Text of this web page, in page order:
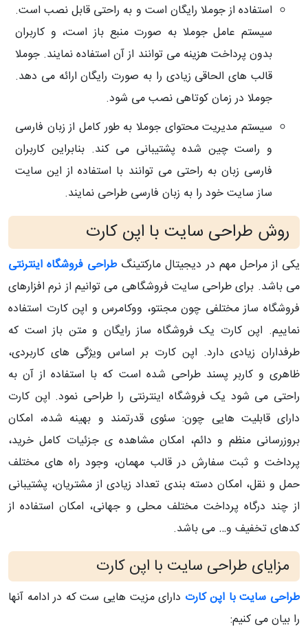
استفاده از جوملا رایگان است و به راحتی قابل نصب است.
سیستم عامل جوملا به صورت منبع باز است، و کاربران
بدون پرداخت هزینه می توانند از آن استفاده نمایند. جوملا
قالب های الحاقی زیادی را به صورت رایگان ارائه می دهد.
جوملا در زمان کوتاهی نصب می شود.
سیستم مدیریت محتوای جوملا به طور کامل از زبان فارسی
و راست چین شده پشتیبانی می کند. بنابراین کاربران
فارسی زبان به راحتی می توانند با استفاده از این سایت
ساز سایت خود را به زبان فارسی طراحی نمایند.
روش طراحی سایت با اپن کارت
یکی از مراحل مهم در دیجیتال مارکتینگطراحی فروشگاه اینترنتی
می باشد. برای طراحی سایت فروشگاهی می توانیم از نرم افزارهای
فروشگاه ساز مختلفی چون مجنتو، ووکامرس و اپن کارت استفاده
نماییم. اپن کارت یک فروشگاه ساز رایگان و متن باز است که
طرفداران زیادی دارد. اپن کارت بر اساس ویژگی های کاربردی،
ظاهری و کاربر پسند طراحی شده است که با استفاده از آن به
راحتی می شود یک فروشگاه اینترنتی را طراحی نمود. اپن کارت
دارای قابلیت هایی چون: سئوی قدرتمند و بهینه شده، امکان
بروزرسانی منظم و دائم، امکان مشاهده ی جزئیات کامل خرید،
پرداخت و ثبت سفارش در قالب مهمان، وجود راه های مختلف
حمل و نقل، امکان دسته بندی تعداد زیادی از مشتریان، پشتیبانی
از چند درگاه پرداخت مختلف محلی و جهانی، امکان استفاده از
کدهای تخفیف و… می باشد.
مزایای طراحی سایت با اپن کارت
طراحی سایت با اپن کارت دارای مزیت هایی ست که در ادامه آنها
را بیان می کنیم: